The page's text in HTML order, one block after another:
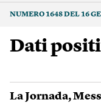
NUMERO 1648 DEL 16
Dati
La Jornada,